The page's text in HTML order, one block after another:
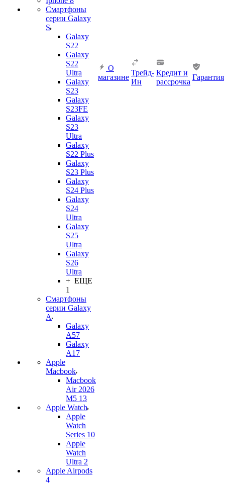
Смартфоны
серии Galaxy
S
Galaxy
S22
Galaxy
S22
Ultra
Galaxy
S23
Galaxy
S23FE
Galaxy
S23
Ultra
Galaxy
S22 Plus
Galaxy
S23 Plus
Galaxy
S24 Plus
Galaxy
S24
Ultra
Galaxy
S25
Ultra
Galaxy
S26
Ultra
+ ЕЩЕ
1
Смартфоны
серии Galaxy
A
Galaxy
A57
Galaxy
A17
Apple
Macbook
Macbook
Air 2026
M5 13
Apple Watch
Apple
Watch
Series 10
Apple
Watch
Ultra 2
Apple Airpods
4
О
магазине
Трейд-
Ин
Кредит и
рассрочка
Гарантия